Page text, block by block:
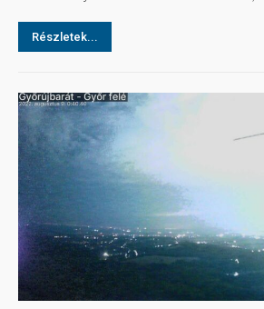
Részletek...